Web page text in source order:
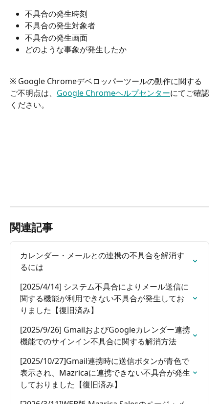
不具合の発生時刻
不具合の発生対象者
不具合の発生画面
どのような事象が発生したか
※ Google Chromeデベロッパーツールの動作に関する
ご不明点は、 Google Chromeヘルプセンターにてご確認
ください。
関連記事
カレンダー・メールとの連携の不具合を解消す
るには
[2025/4/14] システム不具合によりメール送信に
関する機能が利用できない不具合が発生してお
りました【復旧済み】
[2025/9/26] GmailおよびGoogleカレンダー連携
機能でのサインイン不具合に関する解消方法
[2025/10/27]Gmail連携時に送信ボタンが青色で
表示され、Mazricaに連携できない不具合が発生
しておりました【復旧済み】